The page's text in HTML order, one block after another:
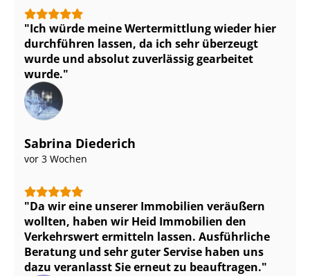
Ich würde meine Wertermittlung wieder hier
durchführen lassen, da ich sehr überzeugt
wurde und absolut zuverlässig gearbeitet
wurde.
Sabrina Diederich
vor 3 Wochen
Da wir eine unserer Immobilien veräußern
wollten, haben wir Heid Immobilien den
Verkehrswert ermitteln lassen. Ausführliche
Beratung und sehr guter Servise haben uns
dazu veranlasst Sie erneut zu beauftragen.